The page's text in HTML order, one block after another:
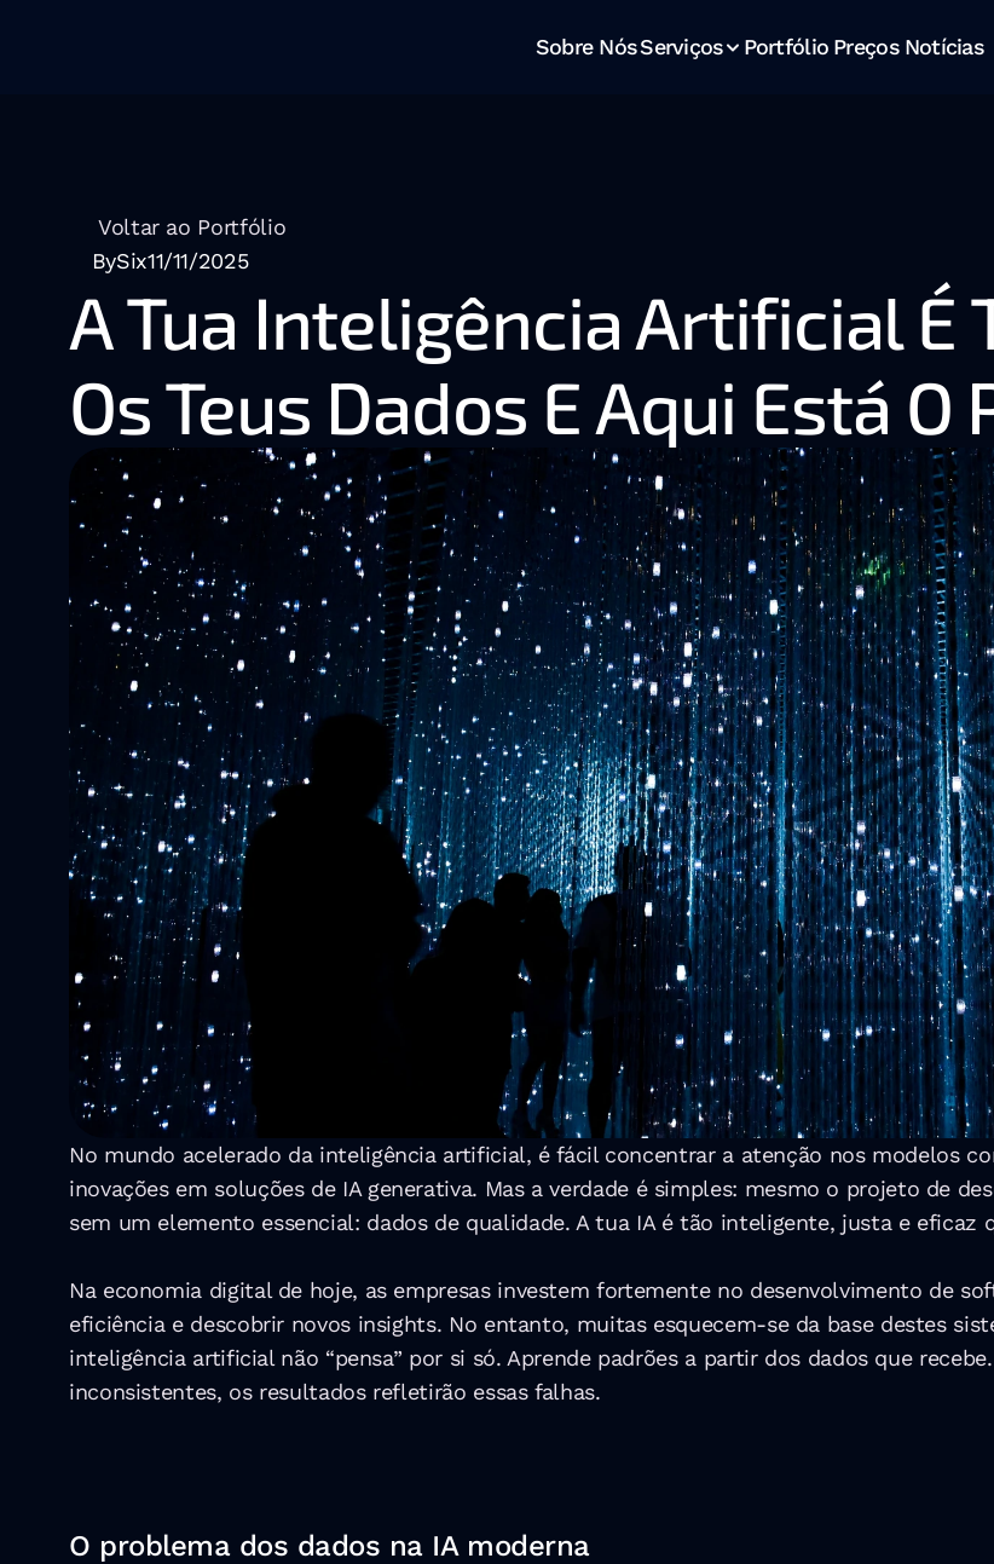
Sobre NósServiços Portfólio Preços Notícias
Voltar ao Portfólio
BySix11/11/2025
A Tua Inteligência Artificial É
Os Teus Dados E Aqui Está O
No mundo acelerado da inteligência artificial, é fácil concentrar a atenção nos modelos
inovações em soluções de IA generativa. Mas a verdade é simples: mesmo o projeto de
sem um elemento essencial: dados de qualidade. A tua IA é tão inteligente, justa e eficaz
Na economia digital de hoje, as empresas investem fortemente no desenvolvimento de
eficiência e descobrir novos insights. No entanto, muitas esquecem-se da base destes
inteligência artificial não “pensa” por si só. Aprende padrões a partir dos dados que
inconsistentes, os resultados refletirão essas falhas.
O problema dos dados na IA moderna